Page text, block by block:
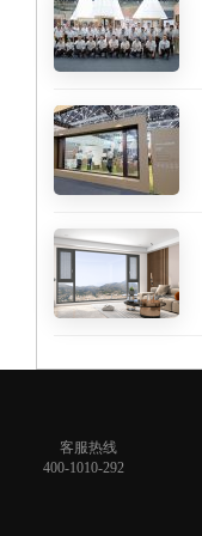
客服热线
400-1010-292